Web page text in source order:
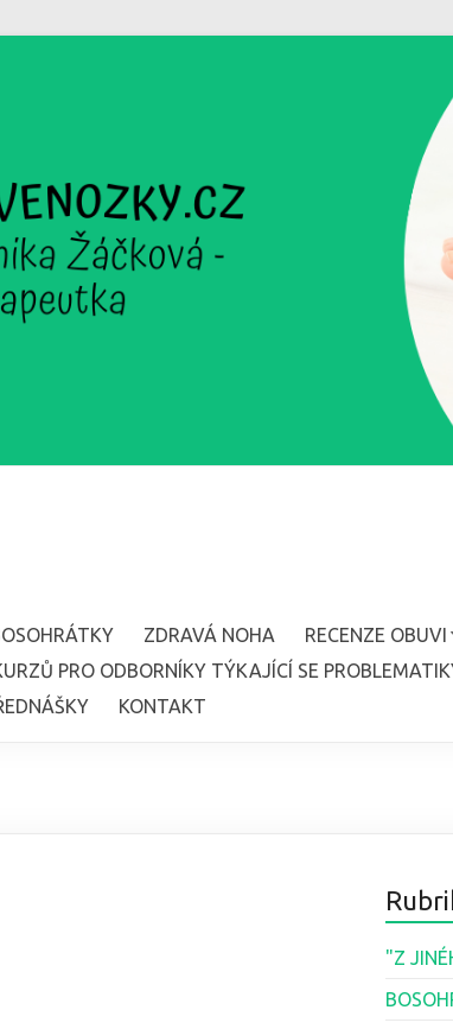
ZDRAVÁ NOHA RECENZE OBUVI
PRO ODBORNÍKY TÝKAJÍCÍ SE
KONTAKT
"Z